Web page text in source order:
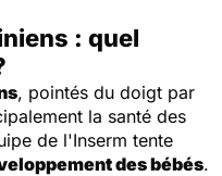
: quel
, pointés du doigt par
la santé des
de l'Inserm tente
des bébés.